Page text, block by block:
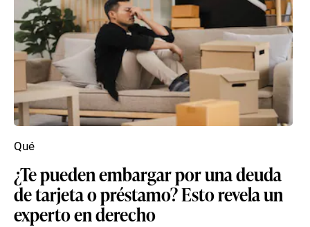
¿Te pueden embargar por una deuda
de tarjeta o préstamo? Esto revela un
experto en derecho
Qué